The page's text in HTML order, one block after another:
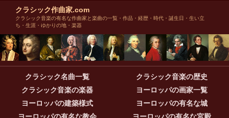
クラシック作曲家.com
クラシック音楽の有名な作曲家と楽曲の一覧・作品・経歴・時代・誕生日・生い立
ち・生涯・ゆかりの地・楽器
クラシック名曲一覧
クラシック音楽の歴史
クラシック音楽の楽器
ヨーロッパの画家一覧
ヨーロッパの建築様式
ヨーロッパの有名な城